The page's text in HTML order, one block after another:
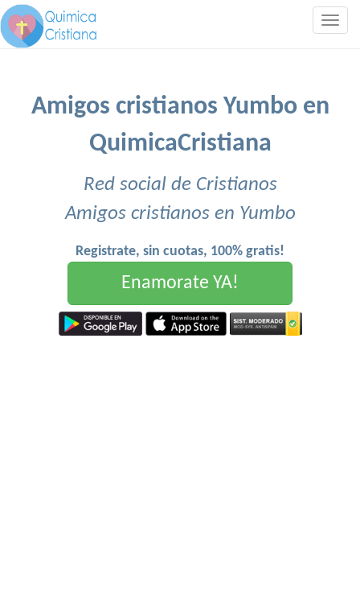
Amigos cristianos Yumbo en
QuimicaCristiana
Red social de Cristianos
Amigos cristianos en Yumbo
Registrate, sin cuotas, 100% gratis!
Enamorate YA!